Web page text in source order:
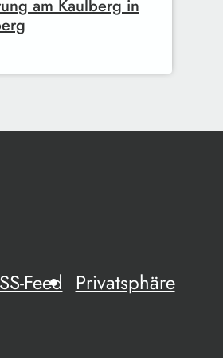
am Kaulberg in
Feed Privatsphäre